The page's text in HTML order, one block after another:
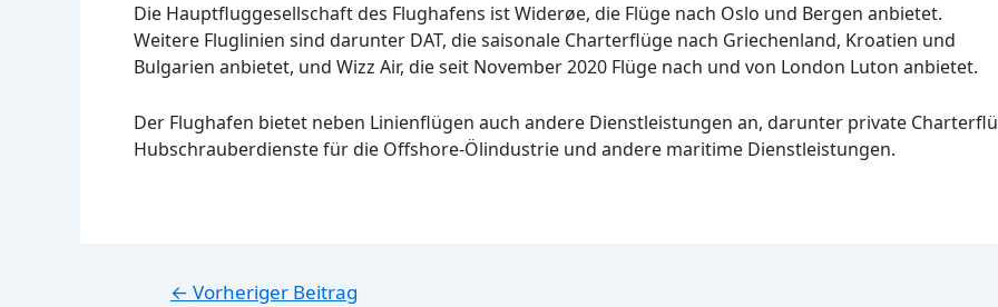
Die Hauptfluggesellschaft des Flughafens ist Widerøe, die Flüge nach Oslo und Bergen anbietet.
Weitere Fluglinien sind darunter DAT, die saisonale Charterflüge nach Griechenland, Kroatien und
Bulgarien anbietet, und Wizz Air, die seit November 2020 Flüge nach und von London Luton anbietet.
Der Flughafen bietet neben Linienflügen auch andere Dienstleistungen an, darunter private
Hubschrauberdienste für die Offshore-Ölindustrie und andere maritime Dienstleistungen.
Beitragsnavigation
← Vorheriger Beitrag